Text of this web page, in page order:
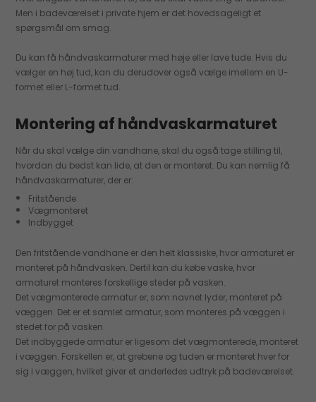
Men i badeværelset i private hjem er det hovedsageligt et
spørgsmål om smag.
Du kan få håndvaskarmaturer med høje eller lave tude. Hvis du
vælger en høj tud, kan du derudover også vælge imellem en U-
formet eller L-formet tud.
Montering af håndvaskarmaturet
Når du skal vælge din vandhane, skal du også tage stilling til,
hvordan du bedst kan lide, at den er monteret. Du kan nemlig få
håndvaskarmaturer, der er:
Fritstående
Vægmonteret
Indbygget
Den fritstående vandhane er den helt klassiske, hvor armaturet er
monteret på håndvasken. Dertil kan du købe vaske, hvor
armaturet monteres forskellige steder på vasken.
Det vægmonterede armatur er, som navnet lyder, monteret på
væggen. Det er et samlet armatur, som monteres på væggen i
stedet for på vasken.
Det indbyggede armatur er ligesom det vægmonterede, monteret
i væggen. Forskellen er, at grebene og tuden er monteret hver for
sig i væggen, hvilket giver et anderledes udtryk på badeværelset.